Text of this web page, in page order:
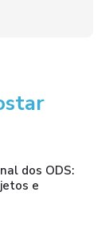
dos ODS:
e